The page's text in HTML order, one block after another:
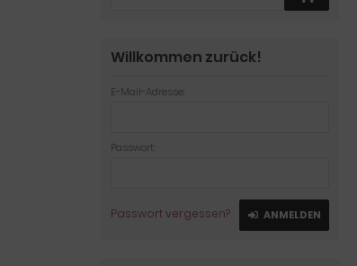
Willkommen zurück!
E-Mail-Adresse:
Passwort:
Passwort vergessen? ANMELDEN